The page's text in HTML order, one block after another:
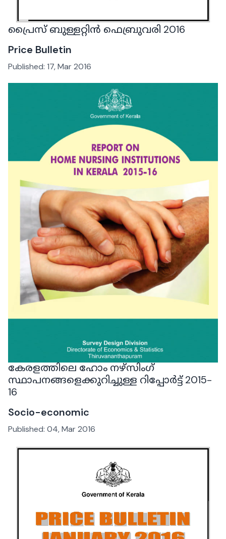
പ്രൈസ് ബുള്ളറ്റിൻ ഫെബ്രുവരി 2016
Price Bulletin
Published: 17, Mar 2016
കേരളത്തിലെ ഹോം നഴ്‌സിംഗ്
സ്ഥാപനങ്ങളെക്കുറിച്ചുള്ള റിപ്പോർട്ട് 2015-
16
Socio-economic
Published: 04, Mar 2016